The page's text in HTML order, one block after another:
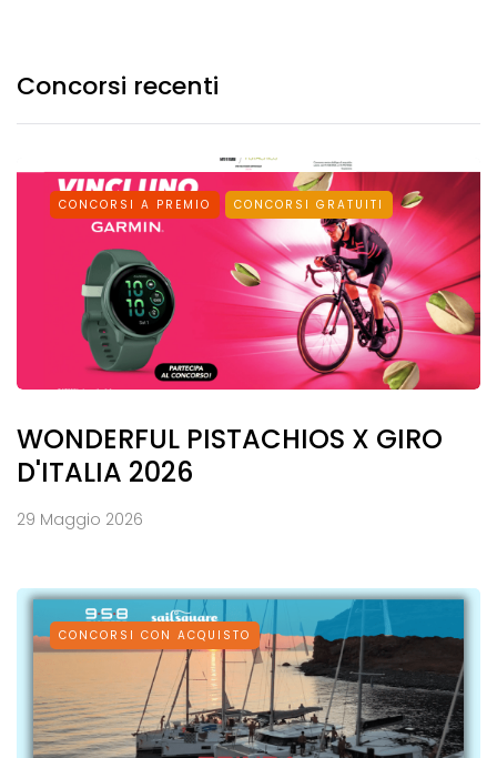
Concorsi recenti
CONCORSI A PREMIO CONCORSI GRATUITI
WONDERFUL PISTACHIOS X GIRO
D'ITALIA 2026
29 Maggio 2026
CONCORSI CON ACQUISTO